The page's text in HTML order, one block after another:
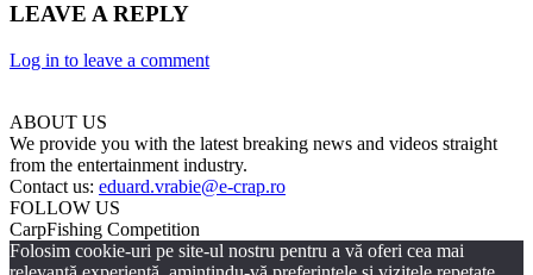
LEAVE A REPLY
Log in to leave a comment
ABOUT US
We provide you with the latest breaking news and videos straight
from the entertainment industry.
Contact us: eduard.vrabie@e-crap.ro
FOLLOW US
CarpFishing Competition
Folosim cookie-uri pe site-ul nostru pentru a vă oferi cea mai